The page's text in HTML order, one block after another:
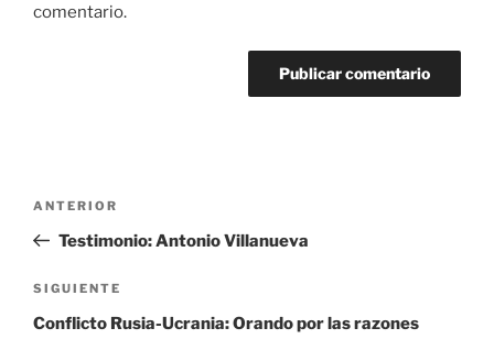
comentario.
entradas
Entrada
anterior:
ANTERIOR
Testimonio: Antonio Villanueva
Siguiente
entrada
SIGUIENTE
Conflicto Rusia-Ucrania: Orando por las razones